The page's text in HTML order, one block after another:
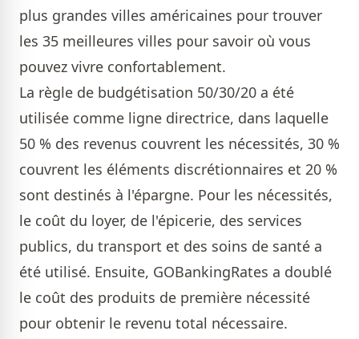
plus grandes villes américaines pour trouver
les 35 meilleures villes pour savoir où vous
pouvez vivre confortablement.
La règle de budgétisation 50/30/20 a été
utilisée comme ligne directrice, dans laquelle
50 % des revenus couvrent les nécessités, 30 %
couvrent les éléments discrétionnaires et 20 %
sont destinés à l'épargne. Pour les nécessités,
le coût du loyer, de l'épicerie, des services
publics, du transport et des soins de santé a
été utilisé. Ensuite, GOBankingRates a doublé
le coût des produits de première nécessité
pour obtenir le revenu total nécessaire.